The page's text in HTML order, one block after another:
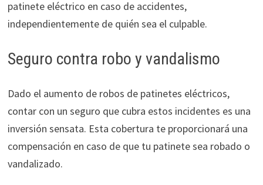
patinete eléctrico en caso de accidentes,
independientemente de quién sea el culpable.
Seguro contra robo y vandalismo
Dado el aumento de robos de patinetes eléctricos,
contar con un seguro que cubra estos incidentes es una
inversión sensata. Esta cobertura te proporcionará una
compensación en caso de que tu patinete sea robado o
vandalizado.